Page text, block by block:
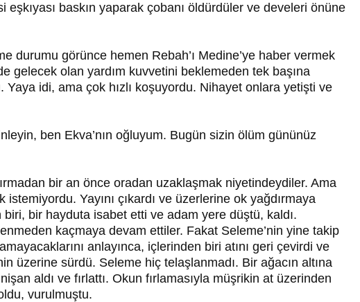
eşkıyası baskın yaparak ço­banı öldürdüler ve develeri önüne
durumu görünce hemen Rebah’ı Medine’ye haber vermek
gelecek olan yardım kuvvetini beklemeden tek başına
Yaya idi, ama çok hızlı koşuyordu. Nihayet onlara yetişti ve
ben Ekva’nın oğluyum. Bugün sizin ölüm gü­nünüz
bir an önce oradan uzaklaşmak niyetindeydiler. Ama
istemiyordu. Yayını çıkardı ve üzerlerine ok yağdırmaya
biri, bir hayduta isabet etti ve adam yere düştü, kaldı.
kaçmaya devam ettiler. Fakat Seleme’nin yine takip
anlayınca, içle­rinden biri atını geri çevirdi ve
üzerine sürdü. Seleme hiç telaşlanmadı. Bir ağacın altına
aldı ve fırlattı. Okun fırlamasıyla müşrikin at üzerinden
vurulmuş­tu.